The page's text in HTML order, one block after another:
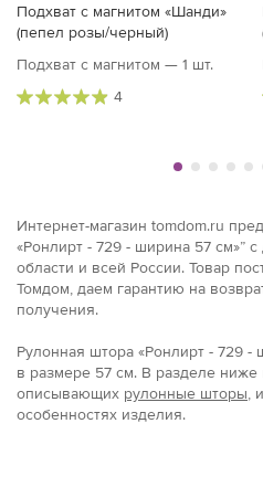
Подхват с магнитом «Шанди»
(пепел розы/черный)
Подхват с магнитом — 1 шт.
4
Интернет-магазин tomdom.ru
«Ронлирт - 729 - ширина 57 см»”
области и всей России. Товар
Томдом, даем гарантию на
получения.
Рулонная штора «Ронлирт - 729 -
в размерe 57 см. В разделе
описывающих рулонные шторы,
особенностях изделия.